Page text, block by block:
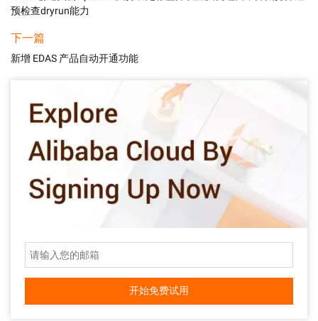
预检查dryrun能力
下一篇
新增 EDAS 产品自动开通功能
开始免费试用